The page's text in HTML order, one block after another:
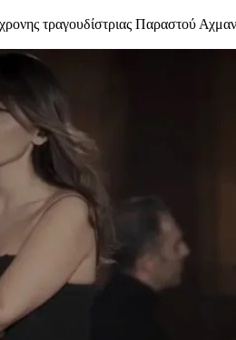
τραγουδίστριας Παραστού